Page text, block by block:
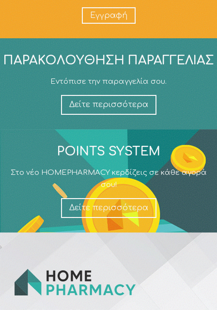
Εγγραφή
ΠΑΡΑΚΟΛΟΎΘΗΣΗ ΠΑΡΑΓΓΕΛΊΑΣ
Εντόπισε την παραγγελία σου.
Δείτε περισσότερα
POINTS SYSTEM
Στο νέο HOMEPHARMACY κερδίζεις σε κάθε αγορά
σου!
Δείτε περισσότερα